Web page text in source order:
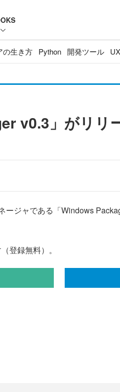
の生き方 Python 開発ツール
v0.3」がリリ
ジャである「Windows
登録無料）。